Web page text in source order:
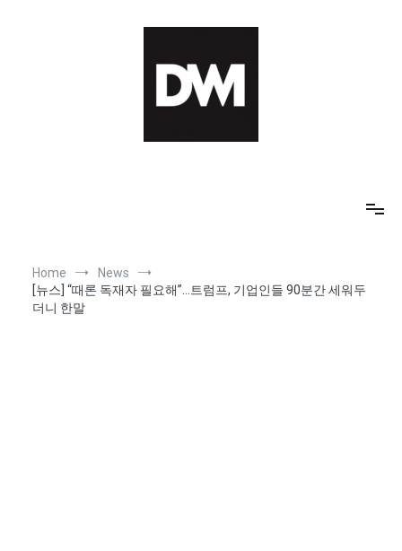
Home
News
[뉴스] “때론 독재자 필요해”…트럼프, 기업인들 90분간 세워두
더니 한말